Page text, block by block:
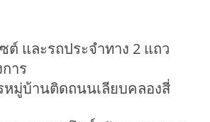
ต์ และรถประจำทาง 2 แถว
าร
หมู่บ้านติดถนนเลียบคลองสี่